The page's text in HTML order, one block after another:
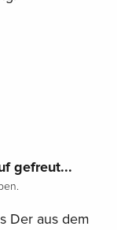
gefreut...
Der aus dem